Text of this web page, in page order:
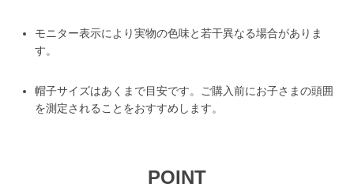
モニター表示により実物の色味と若干異なる場合がありま
す。
帽子サイズはあくまで目安です。ご購入前にお子さまの頭囲
を測定されることをおすすめします。
POINT